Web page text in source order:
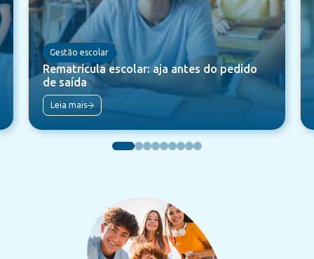
Gestão escolar
Rematrícula escolar: aja antes do pedido
de saída
Leia mais